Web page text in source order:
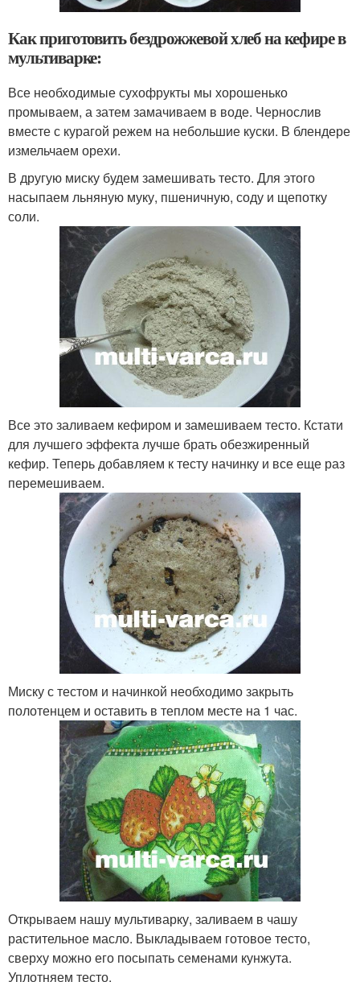
Как приготовить бездрожжевой хлеб на кефире в
мультиварке:
Все необходимые сухофрукты мы хорошенько
промываем, а затем замачиваем в воде. Чернослив
вместе с курагой режем на небольшие куски. В блендере
измельчаем орехи.
В другую миску будем замешивать тесто. Для этого
насыпаем льняную муку, пшеничную, соду и щепотку
соли.
Все это заливаем кефиром и замешиваем тесто. Кстати
для лучшего эффекта лучше брать обезжиренный
кефир. Теперь добавляем к тесту начинку и все еще раз
перемешиваем.
Миску с тестом и начинкой необходимо закрыть
полотенцем и оставить в теплом месте на 1 час.
Открываем нашу мультиварку, заливаем в чашу
растительное масло. Выкладываем готовое тесто,
сверху можно его посыпать семенами кунжута.
Уплотняем тесто.